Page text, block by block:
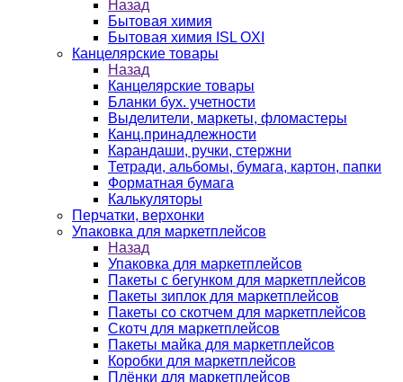
Назад
Бытовая химия
Бытовая химия ISL OXI
Канцелярские товары
Назад
Канцелярские товары
Бланки бух. учетности
Выделители, маркеты, фломастеры
Канц.принадлежности
Карандаши, ручки, стержни
Тетради, альбомы, бумага, картон, папки
Форматная бумага
Калькуляторы
Перчатки, верхонки
Упаковка для маркетплейсов
Назад
Упаковка для маркетплейсов
Пакеты с бегунком для маркетплейсов
Пакеты зиплок для маркетплейсов
Пакеты со скотчем для маркетплейсов
Скотч для маркетплейсов
Пакеты майка для маркетплейсов
Коробки для маркетплейсов
Плёнки для маркетплейсов